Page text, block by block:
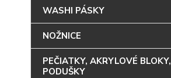
WASHI PÁSKY
NOŽNICE
PEČIATKY, AKRYLOVÉ BLOKY,
PODUŠKY